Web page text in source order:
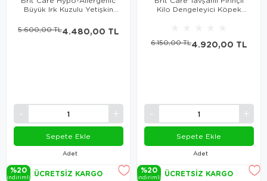
Büyük Irk Kuzulu Yetişkin
Adet
4.480,00 TL
5.600,00 TL
Sepete Ekle
%20
i̇ndi̇ri̇mli̇ ÜCRETSIZ KARGO
Kilo Dengeleyici Köpek
Adet
4.920,00 TL
6.150,00 TL
Sepete Ekle
%20
i̇ndi̇ri̇mli̇ ÜCRETSIZ KARGO